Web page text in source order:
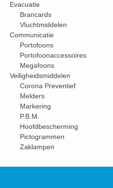
Evacuatie
Brancards
Vluchtmiddelen
Communicatie
Portofoons
Portofoonaccessoires
Megafoons
Veiligheidsmiddelen
Corona Preventief
Melders
Markering
P.B.M.
Hoofdbescherming
Pictogrammen
Zaklampen